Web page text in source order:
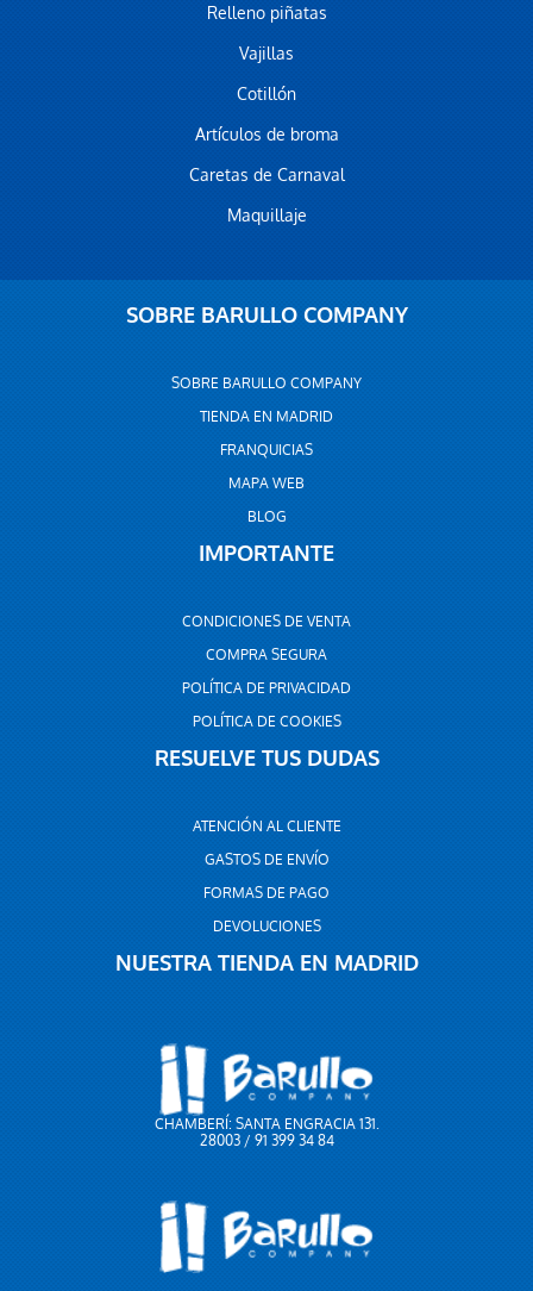
Relleno piñatas
Vajillas
Cotillón
Artículos de broma
Caretas de Carnaval
Maquillaje
SOBRE BARULLO COMPANY
SOBRE BARULLO COMPANY
TIENDA EN MADRID
FRANQUICIAS
MAPA WEB
BLOG
IMPORTANTE
CONDICIONES DE VENTA
COMPRA SEGURA
POLÍTICA DE PRIVACIDAD
POLÍTICA DE COOKIES
RESUELVE TUS DUDAS
ATENCIÓN AL CLIENTE
GASTOS DE ENVÍO
FORMAS DE PAGO
DEVOLUCIONES
NUESTRA TIENDA EN MADRID
CHAMBERÍ: SANTA ENGRACIA 131.
28003 / 91 399 34 84